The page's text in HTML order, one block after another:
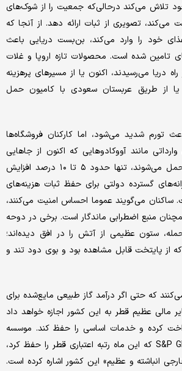
تلاش می‌کند درحالی‌که جمعیت را از شوک‌های
تصویری از ثبات ارائه دهد. از آنجا که
۹۰ درصد غذای خود را وارد می‌کند، بن‌بست دریایی باعث
تامین شده است. محصولات تازه اروپا و غلات
دریا می‌رسیدند، اکنون یا از مسیرهای پرهزینه
از طریق عربستان سعودی با کامیون حمل
تورم شدید می‌شود، اما کارکنان فروشگاه‌ها
مانند آووکادوهایی که اکنون از جاهایی
مثل تانزانیا با هواپیما حمل می‌شوند، تنها حدود ۵ تا ۱۰ درصد افزایش
گسترده دولتی برای حفظ ثبات هزینه‌های
ساکنان می‌گویند عموما احساس امنیت می‌کنند،
منبع اضطرابی ماندگار است. برخی در دوحه
ستون عظیمی از آتش را در افق دیده‌اند؛
از پایتخت قابل مشاهده بود و بوی دود تند و
که حتی اگر درآمد گاز طبیعی مایع‌شده برای
مالی عظیم قطر به این کشور اجازه خواهد داد
کرده و خدمات اساسی را حفظ کند. موسسه
رتبه‌بندی S&P Global Ratings که این ماه رتبه اعتباری قطر را حفظ کرد،
انباشته و عظیم» این کشور اشاره کرده است.